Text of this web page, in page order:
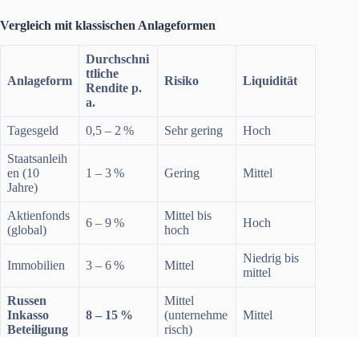
Vergleich mit klassischen Anlageformen
Anlageform
Durchschni
ttliche
Rendite p.
a.
Risiko Liquidität
Tagesgeld 0,5 – 2 % Sehr gering Hoch
Staatsanleih
en (10
Jahre)
1 – 3 % Gering Mittel
Aktienfonds
(global)
6 – 9 %
Mittel bis
hoch
Hoch
Immobilien 3 – 6 % Mittel
Niedrig bis
mittel
Russen
Inkasso
Beteiligung
8 – 15 %
Mittel
(unternehme
risch)
Mittel